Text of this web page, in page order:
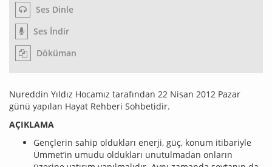
Ses Dinle
Ses İndir
Döküman
Nureddin Yıldız Hocamız tarafından 22 Nisan 2012 Pazar
günü yapılan Hayat Rehberi Sohbetidir.
AÇIKLAMA
Gençlerin sahip oldukları enerji, güç, konum itibariyle
Ümmet’in umudu oldukları unutulmadan onların